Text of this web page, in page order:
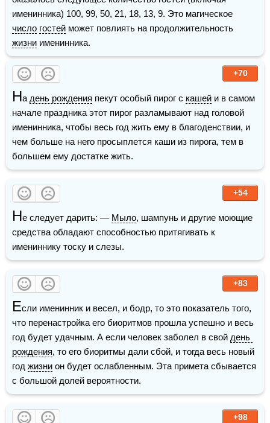
число гостей
жизни именинника.
+70
На день рождения пекут особый пирог с кашей и в самом
начале праздника этот пирог разламывают над головой
именинника, чтобы весь год жить ему в благоденствии, и
чем больше на него просыплется каши из пирога, тем в
большем ему достатке жить.
+54
Не следует дарить: — Мыло, шампунь и другие моющие
средства обладают способностью притягивать к
имениннику тоску и слезы.
+83
Если именинник и весел, и бодр, то это показатель того,
что перенастройка его биоритмов прошла успешно и весь
год будет удачным. А если человек заболел в свой день
рождения, то его биоритмы дали сбой, и тогда весь новый
год жизни он будет ослабленным. Эта примета сбывается
с большой долей вероятности.
+98